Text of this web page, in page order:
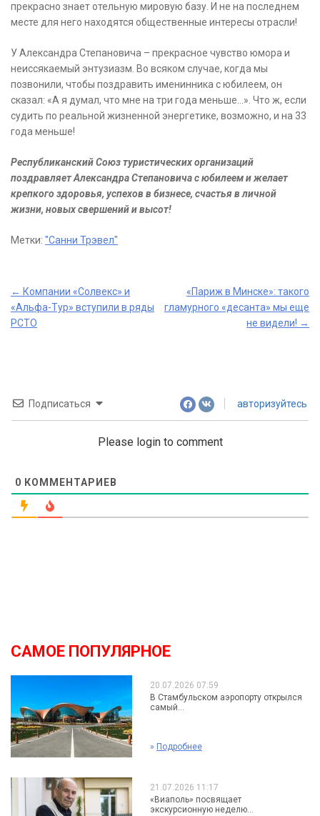
прекрасно знает отельную мировую базу. И не на последнем
месте для него находятся общественные интересы отрасли!
У Александра Степановича – прекрасное чувство юмора и
неиссякаемый энтузиазм. Во всяком случае, когда мы
позвонили, чтобы поздравить именинника с юбилеем, он
сказал: «А я думал, что мне на три года меньше…». Что ж, если
судить по реальной жизненной энергетике, возможно, и на 33
года меньше!
Республиканский Союз туристических организаций
поздравляет Александра Степановича с юбилеем и желает
крепкого здоровья, успехов в бизнесе, счастья в личной
жизни, новых свершений и высот!
Метки: "Санни Трэвел"
Post
navigation
← Компании «Солвекс» и
«Альфа-Тур» вступили в ряды
РСТО
«Париж в Минске»: такого
гламурного «десанта» мы еще
не видели! →
Подписаться авторизуйтесь
Please login to comment
0 КОММЕНТАРИЕВ
САМОЕ ПОПУЛЯРНОЕ
20.07.2026 07:59
В Стамбульском аэропорту открылся
самый...
» Подробнее
21.07.2026 11:17
«Виаполь» посвящает
экскурсионную неделю...